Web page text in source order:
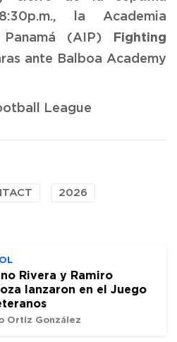
la Academia
Panamá (AIP)
Fighting
ante Balboa Academy
League
2026
Rivera y Ramiro
lanzaron en el Juego
Ortiz González